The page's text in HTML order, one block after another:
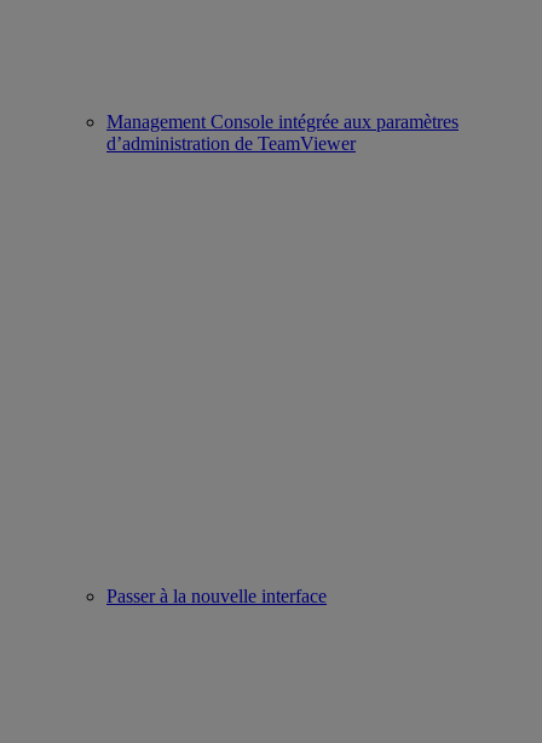
Management Console intégrée aux paramètres
d’administration de TeamViewer
Passer à la nouvelle interface